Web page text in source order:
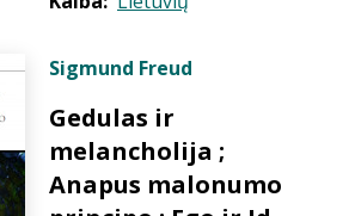
Sigmund Freud
Gedulas ir
melancholija ;
Anapus malonumo